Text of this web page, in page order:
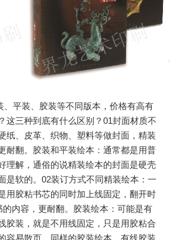
平装、胶装等不同版本，价格有高有
这三种到底有什么区别？01封面材质不
纸、皮革、织物、塑料等做封面，精装
耐翻。胶装和平装绘本：通常都是用普
理解，通俗的说精装绘本的封面是硬壳
是软的。02装订方式不同精装绘本：一
用胶粘书芯的同时加上线固定，翻开时
内容，更耐翻。胶装绘本：可能是有
胶装，就是不用线固定，只是用胶粘合